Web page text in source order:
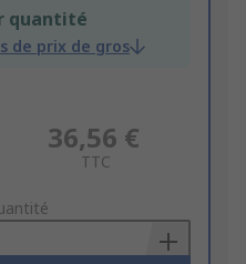
quantité
de prix de gros
36,56 €
TTC